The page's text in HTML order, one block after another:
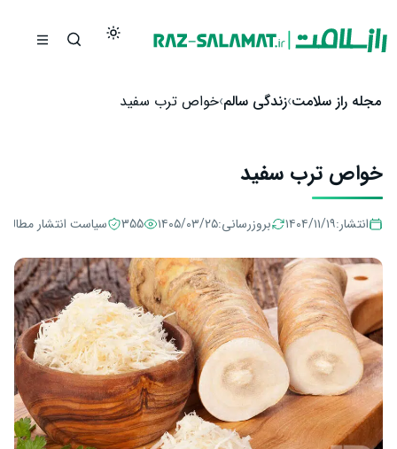
مجله راز سلامت زندگی سالم خواص ترب سفید
خواص ترب سفید
انتشار:۱۴۰۴/۱۱/۱۹ بروزرسانی:۱۴۰۵/۰۳/۲۵ 355 سیاست انتشار مطالب